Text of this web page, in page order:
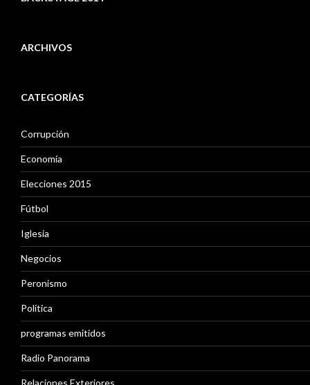
ARCHIVOS
c
v
o
s
CATEGORÍAS
Corrupción
Economía
Elecciones 2015
Fútbol
Iglesia
Negocios
Peronismo
Política
programas emitidos
Radio Panorama